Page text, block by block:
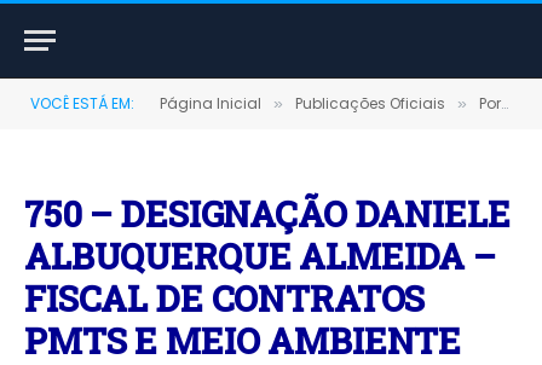
VOCÊ ESTÁ EM: Página Inicial » Publicações Oficiais » Portarias
750 – DESIGNAÇÃO DANIELE
ALBUQUERQUE ALMEIDA –
FISCAL DE CONTRATOS
PMTS E MEIO AMBIENTE